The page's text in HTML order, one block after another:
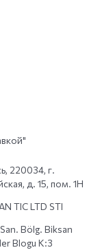
220034, г.
д. 15, пом. 1Н
TIC LTD STI
Bölg. Biksan
Blogu K:3